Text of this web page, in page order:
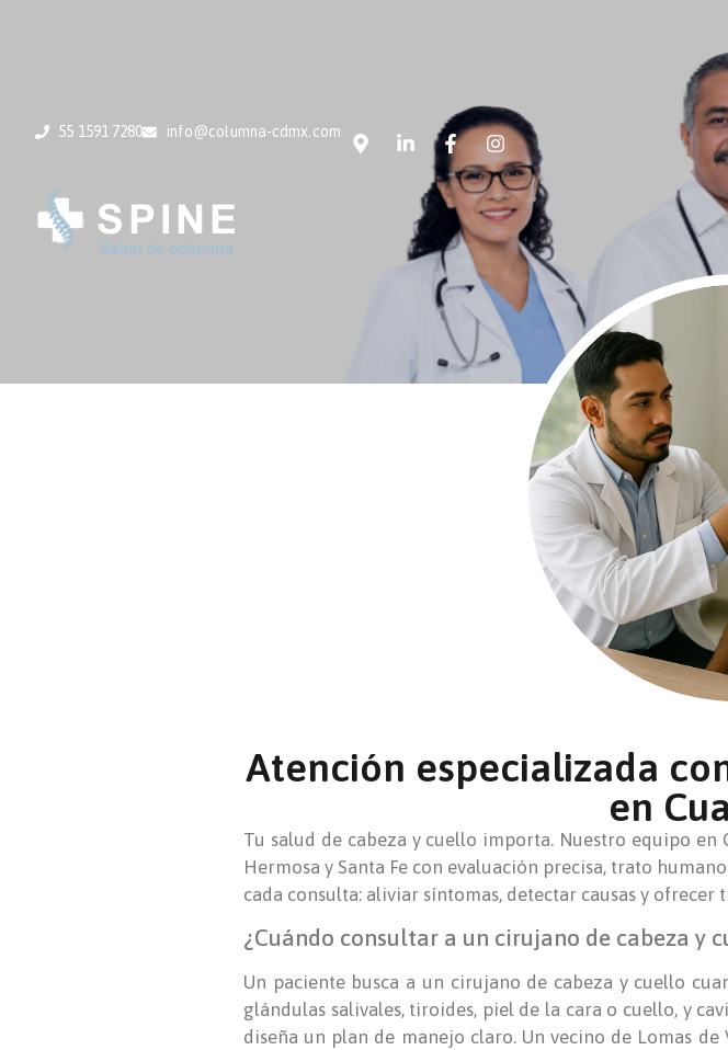
55 1591 7280 info@columna-cdmx.com
Atención especializada
en
Tu salud de cabeza y cuello importa. Nuestro equipo
Hermosa y Santa Fe con evaluación precisa, trato
cada consulta: aliviar síntomas, detectar causas y
¿Cuándo consultar a un cirujano de cabeza y
Un paciente busca a un cirujano de cabeza y cuello
glándulas salivales, tiroides, piel de la cara o cuello, y
diseña un plan de manejo claro. Un vecino de Lomas